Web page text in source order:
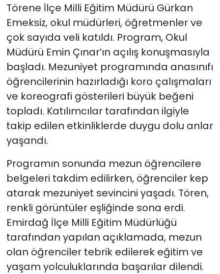
Törene İlçe Milli Eğitim Müdürü Gürkan
Emeksiz, okul müdürleri, öğretmenler ve
çok sayıda veli katıldı. Program, Okul
Müdürü Emin Çınar’ın açılış konuşmasıyla
başladı. Mezuniyet programında anasınıfı
öğrencilerinin hazırladığı koro çalışmaları
ve koreografi gösterileri büyük beğeni
topladı. Katılımcılar tarafından ilgiyle
takip edilen etkinliklerde duygu dolu anlar
yaşandı.
Programın sonunda mezun öğrencilere
belgeleri takdim edilirken, öğrenciler kep
atarak mezuniyet sevincini yaşadı. Tören,
renkli görüntüler eşliğinde sona erdi.
Emirdağ İlçe Milli Eğitim Müdürlüğü
tarafından yapılan açıklamada, mezun
olan öğrenciler tebrik edilerek eğitim ve
yaşam yolculuklarında başarılar dilendi.